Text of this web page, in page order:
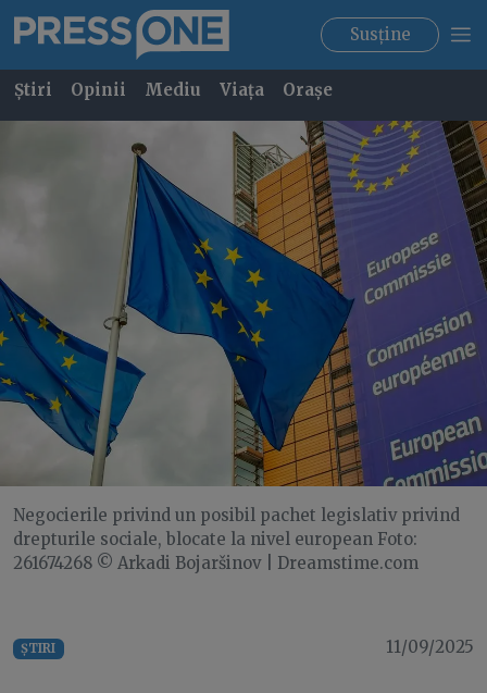
Susține
Știri Opinii Mediu Viața Orașe
Negocierile privind un posibil pachet legislativ privind
drepturile sociale, blocate la nivel european Foto:
261674268 © Arkadi Bojaršinov | Dreamstime.com
ȘTIRI 11/09/2025